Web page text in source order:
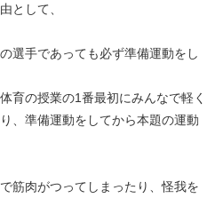
として、
選手であっても必ず準備運動をし
育の授業の1番最初にみんなで軽く
、準備運動をしてから本題の運動
筋肉がつってしまったり、怪我を